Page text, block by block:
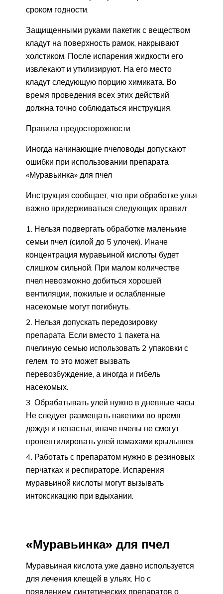
сроком годности.
Защищенными руками пакетик с веществом
кладут на поверхность рамок, накрывают
холстиком. После испарения жидкости его
извлекают и утилизируют. На его место
кладут следующую порцию химиката. Во
время проведения всех этих действий
должна точно соблюдаться инструкция.
Правила предосторожности
Иногда начинающие пчеловоды допускают
ошибки при использовании препарата
«Муравьинка» для пчел
Инструкция сообщает, что при обработке улья
важно придерживаться следующих правил:
Нельзя подвергать обработке маленькие
семьи пчел (силой до 5 улочек). Иначе
концентрация муравьиной кислоты будет
слишком сильной. При малом количестве
пчел невозможно добиться хорошей
вентиляции, пожилые и ослабленные
насекомые могут погибнуть.
Нельзя допускать передозировку
препарата. Если вместо 1 пакета на
пчелиную семью использовать 2 упаковки с
гелем, то это может вызвать
перевозбуждение, а иногда и гибель
насекомых.
Обрабатывать улей нужно в дневные часы.
Не следует размещать пакетики во время
дождя и ненастья, иначе пчелы не смогут
провентилировать улей взмахами крылышек.
Работать с препаратом нужно в резиновых
перчатках и респираторе. Испарения
муравьиной кислоты могут вызывать
интоксикацию при вдыхании.
«Муравьинка» для пчел
Муравьиная кислота уже давно используется
для лечения клещей в ульях. Но с
появлением синтетических препаратов о